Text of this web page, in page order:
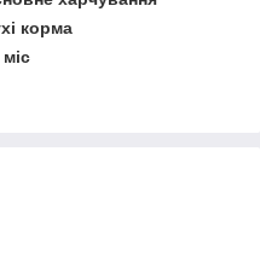
корма